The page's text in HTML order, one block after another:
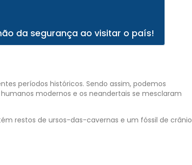
da segurança ao visitar o país!
períodos históricos. Sendo assim, podemos
modernos e os neandertais se mesclaram
restos de ursos-das-cavernas e um fóssil de crânio